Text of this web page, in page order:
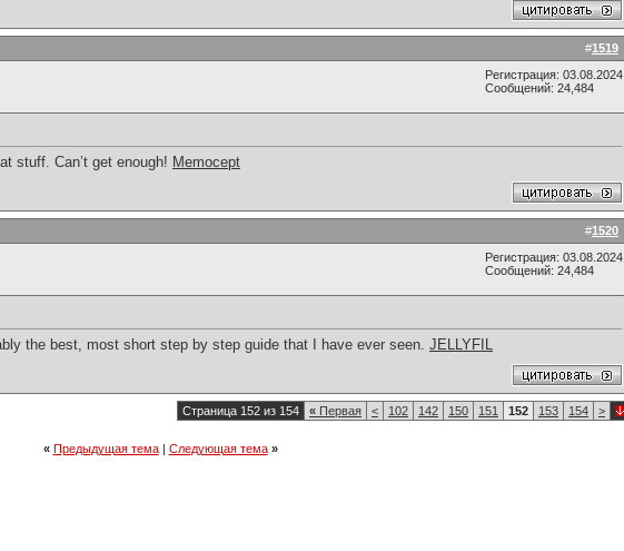
#1519
Регистрация: 03.08.2024
Сообщений: 24,484
stuff. Can’t get enough! Memocept
#1520
Регистрация: 03.08.2024
Сообщений: 24,484
the best, most short step by step guide that I have ever seen. JELLYFIL
Страница 152 из 154 « Первая < 102 142 150 151 152 153 154 >
« Предыдущая тема| Следующая тема »